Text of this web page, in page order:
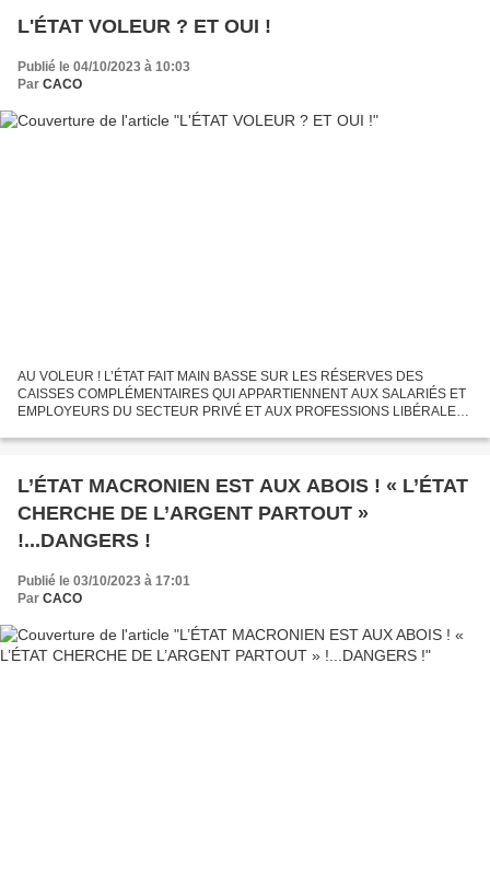
L'ÉTAT VOLEUR ? ET OUI !
Publié le 04/10/2023 à 10:03
Par CACO
AU VOLEUR ! L’ÉTAT FAIT MAIN BASSE SUR LES RÉSERVES DES
CAISSES COMPLÉMENTAIRES QUI APPARTIENNENT AUX SALARIÉS ET
EMPLOYEURS DU SECTEUR PRIVÉ ET AUX PROFESSIONS LIBÉRALES
l-etat-cherche-de-l-argent-partout.html...
L’ÉTAT MACRONIEN EST AUX ABOIS ! « L’ÉTAT
CHERCHE DE L’ARGENT PARTOUT »
!...DANGERS !
Publié le 03/10/2023 à 17:01
Par CACO